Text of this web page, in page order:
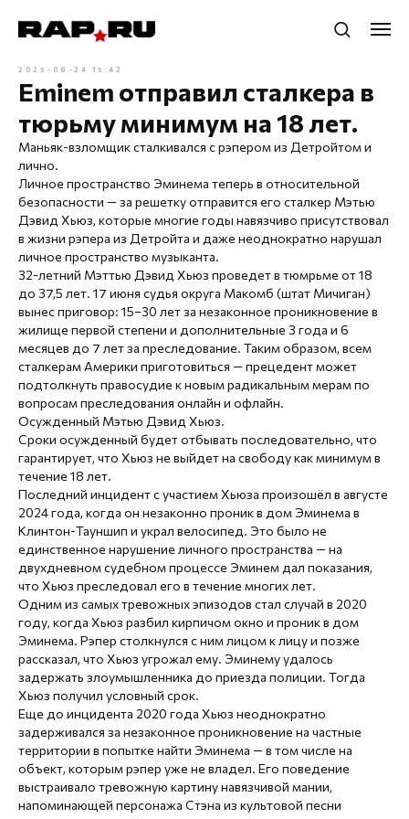
2025-06-24 15:42
Eminem отправил сталкера в
тюрьму минимум на 18 лет.
Маньяк-взломщик сталкивался с рэпером из Детройтом и
лично.
Личное пространство Эминема теперь в относительной
безопасности — за решетку отправится его сталкер Мэтью
Дэвид Хьюз, которые многие годы навязчиво присутствовал
в жизни рэпера из Детройта и даже неоднократно нарушал
личное пространство музыканта.
32-летний Мэттью Дэвид Хьюз проведет в тюмрьме от 18
до 37,5 лет. 17 июня судья округа Макомб (штат Мичиган)
вынес приговор: 15–30 лет за незаконное проникновение в
жилище первой степени и дополнительные 3 года и 6
месяцев до 7 лет за преследование. Таким образом, всем
сталкерам Америки приготовиться — прецедент может
подтолкнуть правосудие к новым радикальным мерам по
вопросам преследования онлайн и офлайн.
Осужденный Мэтью Дэвид Хьюз.
Сроки осужденный будет отбывать последовательно, что
гарантирует, что Хьюз не выйдет на свободу как минимум в
течение 18 лет.
Последний инцидент с участием Хьюза произошёл в августе
2024 года, когда он незаконно проник в дом Эминема в
Клинтон-Тауншип и украл велосипед. Это было не
единственное нарушение личного пространства — на
двухдневном судебном процессе Эминем дал показания,
что Хьюз преследовал его в течение многих лет.
Одним из самых тревожных эпизодов стал случай в 2020
году, когда Хьюз разбил кирпичом окно и проник в дом
Эминема. Рэпер столкнулся с ним лицом к лицу и позже
рассказал, что Хьюз угрожал ему. Эминему удалось
задержать злоумышленника до приезда полиции. Тогда
Хьюз получил условный срок.
Еще до инцидента 2020 года Хьюз неоднократно
задерживался за незаконное проникновение на частные
территории в попытке найти Эминема — в том числе на
объект, которым рэпер уже не владел. Его поведение
выстраивало тревожную картину навязчивой мании,
напоминающей персонажа Стэна из культовой песни